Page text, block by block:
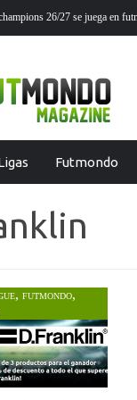
Futmondo
, FUTMONDO,